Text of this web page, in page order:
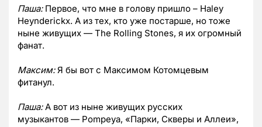
Паша:Первое, что мне в голову пришло – Haley
Heynderickx. А из тех, кто уже постарше, но тоже
ныне живущих — The Rolling Stones, я их огромный
фанат.
Максим:Я бы вот с Максимом Котомцевым
фитанул.
Паша:А вот из ныне живущих русских
музыкантов — Pompeya, «Парки, Скверы и Аллеи»,